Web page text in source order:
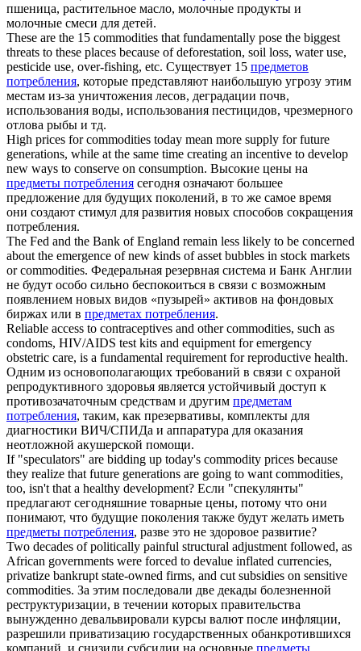
пшеница, растительное масло, молочные продукты и
молочные смеси для детей.
These are the 15 commodities that fundamentally pose the biggest
threats to these places because of deforestation, soil loss, water use,
pesticide use, over-fishing, etc. Существует 15 предметов
потребления, которые представляют наибольшую угрозу этим
местам из-за уничтожения лесов, деградации почв,
использования воды, использования пестицидов, чрезмерного
отлова рыбы и тд.
High prices forcommodities today mean more supply for future
generations, while at the same time creating an incentive to develop
new ways to conserve on consumption. Высокие цены на
предметы потребления сегодня означают большее
предложение для будущих поколений, в то же самое время
они создают стимул для развития новых способов сокращения
потребления.
The Fed and the Bank of England remain less likely to be concerned
about the emergence of new kinds of asset bubbles in stock markets
orcommodities. Федеральная резервная система и Банк Англии
не будут особо сильно беспокоиться в связи с возможным
появлением новых видов «пузырей» активов на фондовых
биржах или в предметах потребления.
Reliable access to contraceptives and othercommodities, such as
condoms, HIV/AIDS test kits and equipment for emergency
obstetric care, is a fundamental requirement for reproductive health.
Одним из основополагающих требований в связи с охраной
репродуктивного здоровья является устойчивый доступ к
противозачаточным средствам и другим предметам
потребления, таким, как презервативы, комплекты для
диагностики ВИЧ/СПИДа и аппаратура для оказания
неотложной акушерской помощи.
If "speculators" are bidding up today's commodity prices because
they realize that future generations are going to wantcommodities,
too, isn't that a healthy development? Если "спекулянты"
предлагают сегодняшние товарные цены, потому что они
понимают, что будущие поколения также будут желать иметь
предметы потребления, разве это не здоровое развитие?
Two decades of politically painful structural adjustment followed, as
African governments were forced to devalue inflated currencies,
privatize bankrupt state-owned firms, and cut subsidies on sensitive
commodities. За этим последовали две декады болезненной
реструктуризации, в течении которых правительства
вынужденно девальвировали курсы валют после инфляции,
разрешили приватизацию государственных обанкротившихся